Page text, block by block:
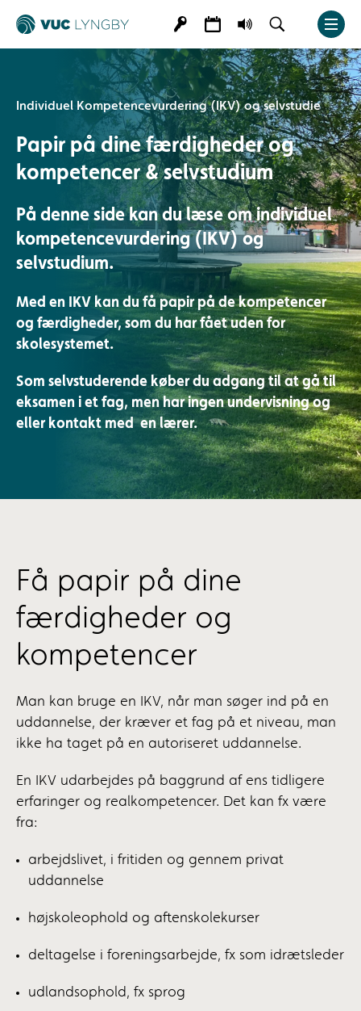
Individuel Kompetencevurdering (IKV) og selvstudie
Papir på dine færdigheder og
kompetencer & selvstudium
På denne side kan du læse om individuel
kompetencevurdering (IKV) og
selvstudium.
Med en IKV kan du få papir på de kompetencer
og færdigheder, som du har fået uden for
skolesystemet.
Som selvstuderende køber du adgang til at gå til
eksamen i et fag, men har ingen undervisning og
eller kontakt med en lærer.
Få papir på dine
færdigheder og
kompetencer
Man kan bruge en IKV, når man søger ind på en
uddannelse, der kræver et fag på et niveau, man
ikke ha taget på en autoriseret uddannelse.
En IKV udarbejdes på baggrund af ens tidligere
erfaringer og realkompetencer. Det kan fx være
fra:
arbejdslivet, i fritiden og gennem privat
uddannelse
højskoleophold og aftenskolekurser
deltagelse i foreningsarbejde, fx som idrætsleder
udlandsophold, fx sprog